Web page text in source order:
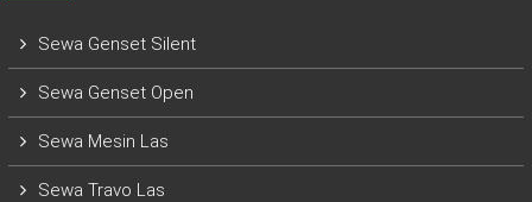
Sewa Genset Silent
Sewa Genset Open
Sewa Mesin Las
Sewa Travo Las